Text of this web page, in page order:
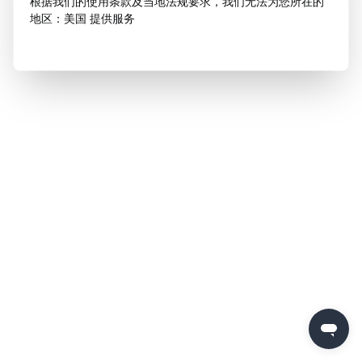
地区：美国 提供服务